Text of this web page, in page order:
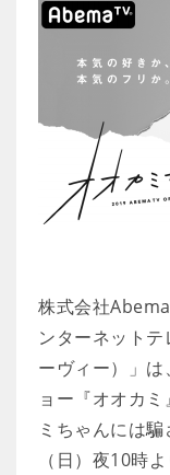
株式会社
ンターネット
ーヴィー）」
ョー『オオカ
ミちゃんには
（日）夜10時